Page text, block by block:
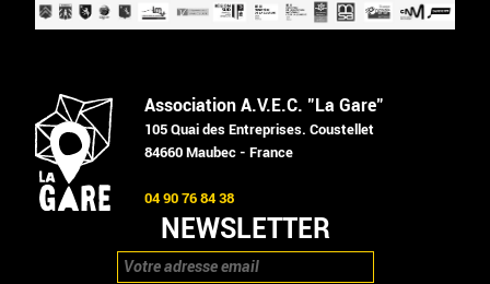
Association A.V.E.C. "La Gare"
105 Quai des Entreprises. Coustellet
84660 Maubec - France
04 90 76 84 38
NEWSLETTER